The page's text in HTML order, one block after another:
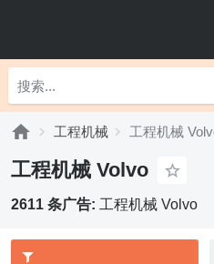
工程机械 工程机械
工程机械 Volvo
2611 条广告: 工程机械 Volvo